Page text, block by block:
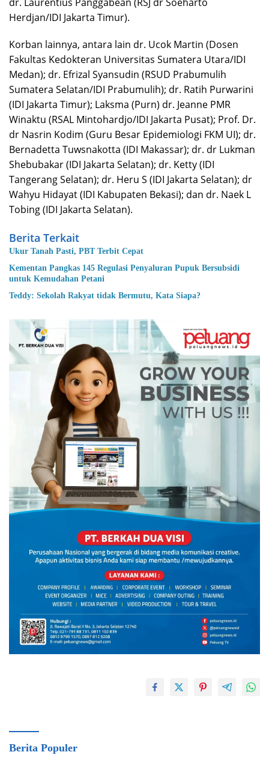
dr. Laurentius Panggabean (RSJ dr Soeharto
Herdjan/IDI Jakarta Timur).
Korban lainnya, antara lain dr. Ucok Martin (Dosen
Fakultas Kedokteran Universitas Sumatera Utara/IDI
Medan); dr. Efrizal Syansudin (RSUD Prabumulih
Sumatera Selatan/IDI Prabumulih); dr. Ratih Purwarini
(IDI Jakarta Timur); Laksma (Purn) dr. Jeanne PMR
Winaktu (RSAL Mintohardjo/IDI Jakarta Pusat); Prof. Dr.
dr Nasrin Kodim (Guru Besar Epidemiologi FKM UI); dr.
Bernadetta Tuwsnakotta (IDI Makassar); dr. dr Lukman
Shebubakar (IDI Jakarta Selatan); dr. Ketty (IDI
Tangerang Selatan); dr. Heru S (IDI Jakarta Selatan); dr
Wahyu Hidayat (IDI Kabupaten Bekasi); dan dr. Naek L
Tobing (IDI Jakarta Selatan).
Berita Terkait
Ukur Tanah Pasti, PBT Terbit Cepat
Kementan Pangkas 145 Regulasi Penyaluran Pupuk Bersubsidi
untuk Kemudahan Petani
Teddy: Sekolah Rakyat tidak Bermutu, Kata Siapa?
Berita Populer